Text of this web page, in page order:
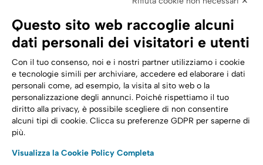
Sicurezza Digitale
Cloud
Trasformazione digitale
Energia
Telecomunicazioni
Automotive
Seguici su:
Questo sito web raccoglie alcuni
dati personali dei visitatori e utenti
Con il tuo consenso, noi e i nostri partner utilizziamo i cookie
e tecnologie simili per archiviare, accedere ed elaborare i dati
personali come, ad esempio, la visita al sito web o la
personalizzazione degli annunci. Poiché rispettiamo il tuo
diritto alla privacy, è possibile scegliere di non consentire
alcuni tipi di cookie. Clicca su preferenze GDPR per saperne di
più.
Visualizza la Cookie Policy Completa